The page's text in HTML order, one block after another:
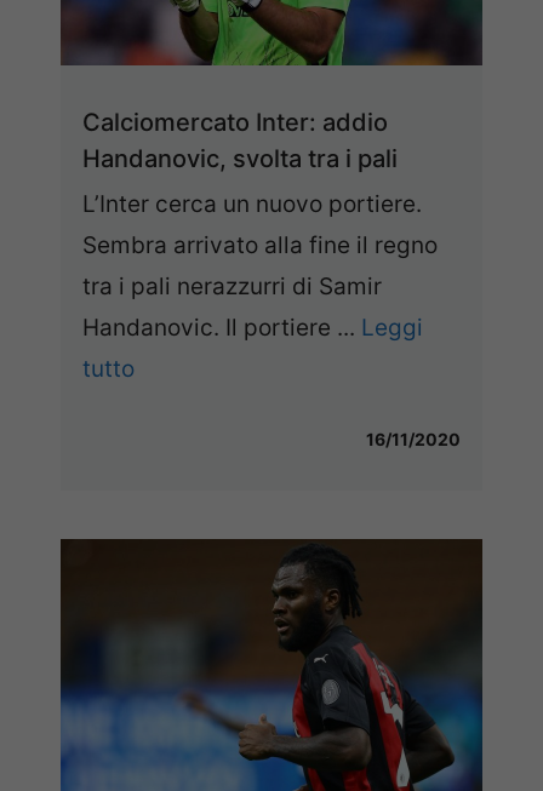
Calciomercato Inter: addio
Handanovic, svolta tra i pali
L’Inter cerca un nuovo portiere.
Sembra arrivato alla fine il regno
tra i pali nerazzurri di Samir
Handanovic. Il portiere ... Leggi
tutto
16/11/2020